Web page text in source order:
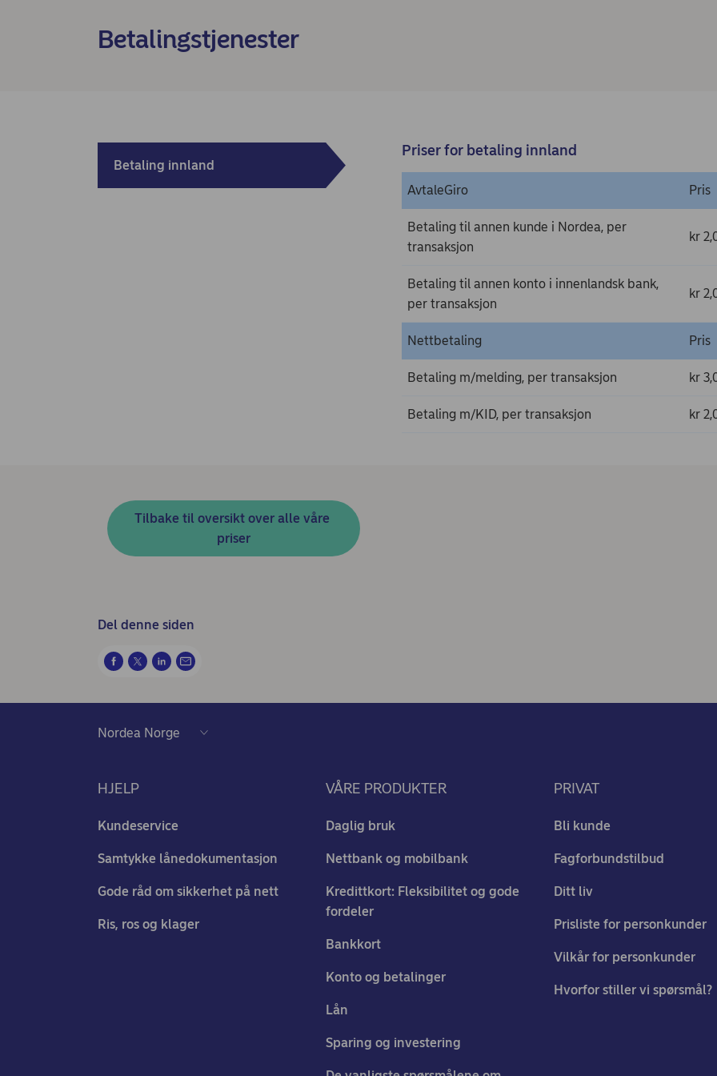
Betalingstjenester
Betaling innland
Priser for betaling innland
AvtaleGiro Pris
Betaling til annen kunde i Nordea, per
transaksjon
kr
Betaling til annen konto i innenlandsk bank,
per transaksjon
kr
Nettbetaling Pris
Betaling m/melding, per transaksjon kr
Betaling m/KID, per transaksjon kr
Tilbake til oversikt over alle våre
priser
Del denne siden
HJELP
Kundeservice
Samtykke lånedokumentasjon
Gode råd om sikkerhet på nett
Ris, ros og klager
VÅRE PRODUKTER
Daglig bruk
Nettbank og mobilbank
Kredittkort: Fleksibilitet og gode
fordeler
Bankkort
Konto og betalinger
Lån
Sparing og investering
PRIVAT
Bli kunde
Fagforbundstilbud
Ditt liv
Prisliste for personkunder
Vilkår for personkunder
Hvorfor stiller vi spørsmål?